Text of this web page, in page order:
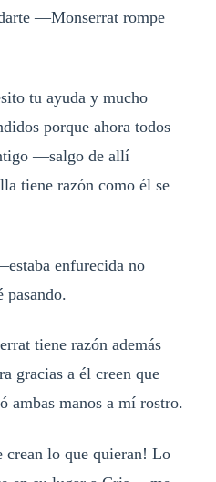
—Monserrat rompe
tu ayuda y mucho
porque ahora todos
—salgo de allí
tiene razón como él se
enfurecida no
pasando.
tiene razón además
gracias a él creen que
manos a mí rostro.
lo que quieran! Lo